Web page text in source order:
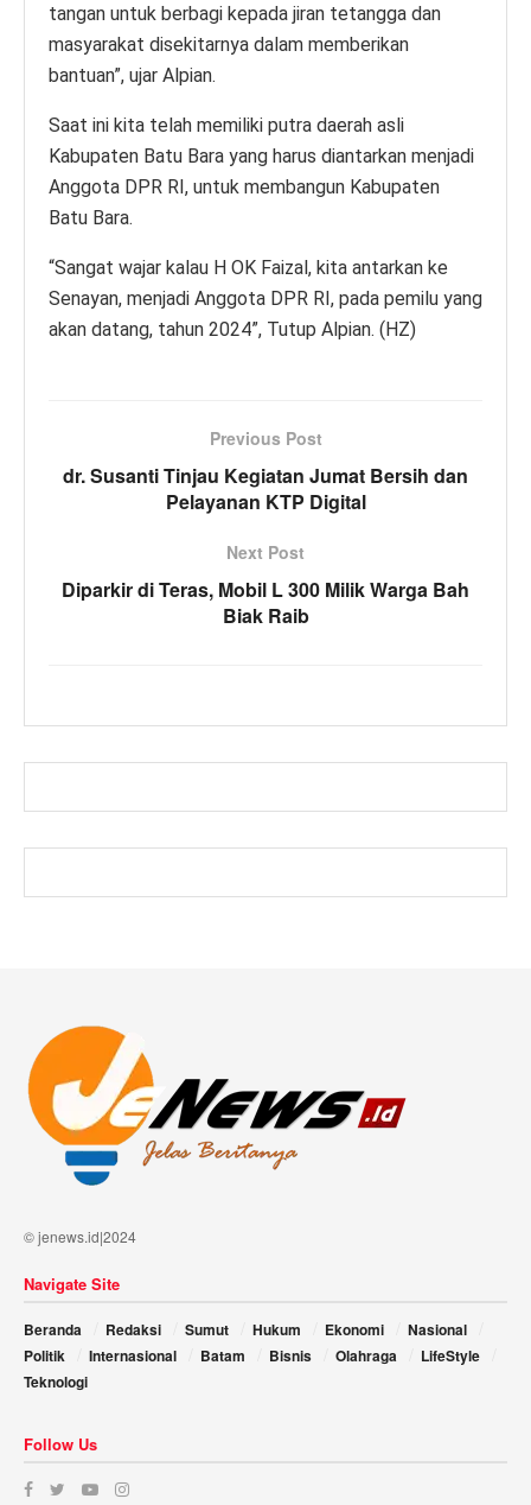
tangan untuk berbagi kepada jiran tetangga dan
masyarakat disekitarnya dalam memberikan
bantuan”, ujar Alpian.
Saat ini kita telah memiliki putra daerah asli
Kabupaten Batu Bara yang harus diantarkan menjadi
Anggota DPR RI, untuk membangun Kabupaten
Batu Bara.
“Sangat wajar kalau H OK Faizal, kita antarkan ke
Senayan, menjadi Anggota DPR RI, pada pemilu yang
akan datang, tahun 2024”, Tutup Alpian. (HZ)
Previous Post
dr. Susanti Tinjau Kegiatan Jumat Bersih dan
Pelayanan KTP Digital
Next Post
Diparkir di Teras, Mobil L 300 Milik Warga Bah
Biak Raib
© jenews.id|2024
Navigate Site
Beranda Redaksi Sumut Hukum Ekonomi
Nasional
Politik
Internasional Batam Bisnis Olahraga
LifeStyle
Teknologi
Follow Us